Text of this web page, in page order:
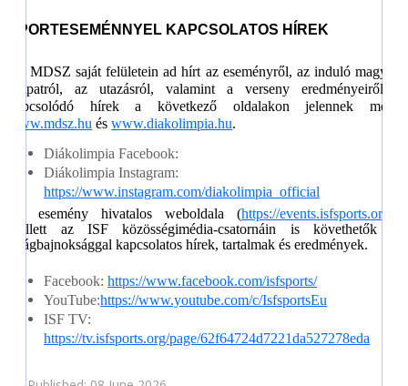
SPORTESEMÉNNYEL KAPCSOLATOS HÍREK
Az MDSZ saját felületein ad hírt az eseményről, az induló magyar
csapatról, az utazásról, valamint a verseny eredményeiről.
kapcsolódó hírek a következő oldalakon jelennek meg:
www.mdsz.hu éswww.diakolimpia.hu.
Diákolimpia Facebook:
Diákolimpia Instagram:
https://www.instagram.com/diakolimpia_official
Az esemény hivatalos weboldala (https://events.isfsports.org/
mellett az ISF közösségimédia-csatornáin is követhetők a
világbajnoksággal kapcsolatos hírek, tartalmak és eredmények.
Facebook:https://www.facebook.com/isfsports/
YouTube:https://www.youtube.com/c/IsfsportsEu
ISF TV:
https://tv.isfsports.org/page/62f64724d7221da527278eda